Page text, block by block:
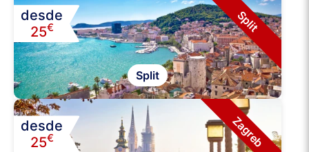
Split
desde
25€
Split
Zagreb
desde
25€